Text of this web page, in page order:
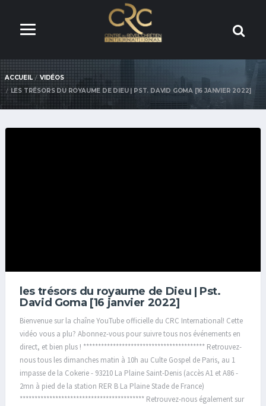
ACCUEIL
VIDÉOS
LES TRÉSORS DU ROYAUME DE DIEU | PST. DAVID GOMA [16 JANVIER 2022]
les trésors du royaume de Dieu | Pst.
David Goma [16 janvier 2022]
Bienvenue sur la chaîne YouTube officielle du CRC International! Cette
vidéo vous a plu? Abonnez-vous pour suivre tous nos événements en
direct, et bien plus ! ***************************************** Retrouvez-
nous tous les dimanches matin à 10h au Culte Gospel de Paris, au 1
impasse de la Cokerie - 93210 La Plaine Saint-Denis (accès A1 et A86 -
2mn à pied de la station RER B La Plaine Stade de France)
****************************************** Retrouvez-nous également sur